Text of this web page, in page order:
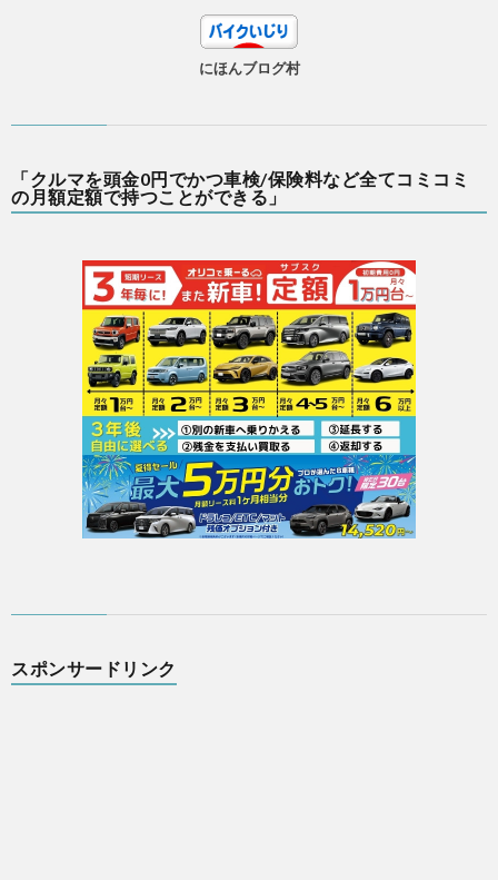
にほんブログ村
「クルマを頭金0円でかつ車検/保険料など全てコミコミ
の月額定額で持つことができる」
スポンサードリンク